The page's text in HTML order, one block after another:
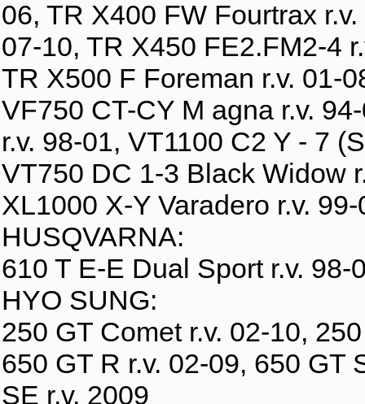
06, TR X400 FW Fourtrax
07-10, TR X450 FE2.FM2-4
TR X500 F Foreman r.v. 01-
VF750 CT-CY M agna r.v.
r.v. 98-01, VT1100 C2 Y - 7
VT750 DC 1-3 Black Widow
XL1000 X-Y Varadero r.v. 99-
HUSQVARNA:
610 T E-E Dual Sport r.v. 98-
HYO SUNG:
250 GT Comet r.v. 02-10,
650 GT R r.v. 02-09, 650 GT
SE r.v. 2009